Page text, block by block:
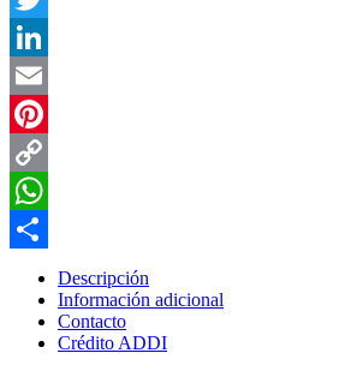
Twitter
LinkedIn
Email
Pinterest
Copy
Link
WhatsApp
Compartir
Descripción
Información adicional
Contacto
Crédito ADDI